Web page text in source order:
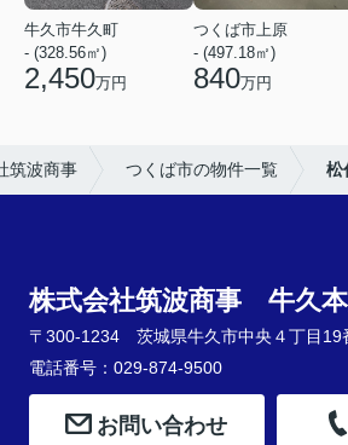
牛久市牛久町
- (328.56㎡)
2,450万円
つくば市上原
- (497.18㎡)
840万円
筑波商事 つくば市の物件一覧 松
株式会社筑波商事 牛久
〒300-1234 茨城県牛久市中央４丁目19
電話番号：029-874-9500
お問い合わせ